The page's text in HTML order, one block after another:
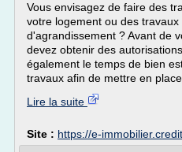
Vous envisagez de faire des
votre logement ou des
d'agrandissement ? Avant de
devez obtenir des
également le temps de bien
travaux afin de mettre en place
Lire la suite
Site : https://e-